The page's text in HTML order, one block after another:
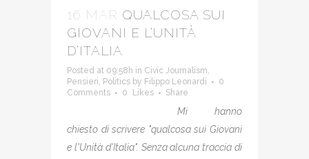
16 MAR QUALCOSA SUI
GIOVANI E L’UNITÀ
D’ITALIA
Posted at 09:58h in Civic Journalism,
Pensieri, Politics by Filippo Leonardi
0
Comments
0 Likes Share
Mi hanno
chiesto di scrivere "qualcosa sui Giovani
e l'Unità d'Italia". Senza alcuna traccia di